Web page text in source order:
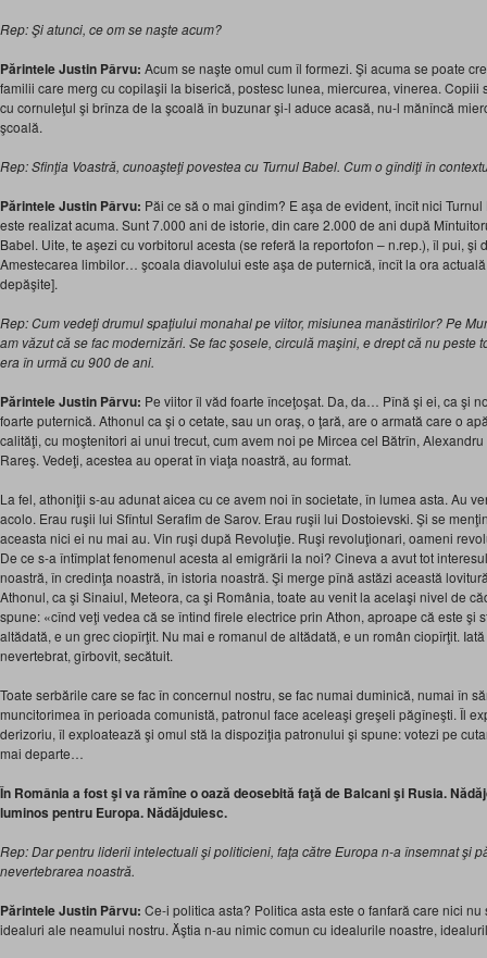
Rep: Şi atunci, ce om se naşte acum?
Părintele Justin Pârvu: Acum se naşte omul cum îl formezi. Şi acuma se poate
familii care merg cu copilaşii la biserică, postesc lunea, miercurea, vinerea. Copiii
cu cornuleţul şi brînza de la şcoală în buzunar şi-l aduce acasă, nu-l mănîncă
şcoală.
Rep: Sfinţia Voastră, cunoaşteţi povestea cu Turnul Babel. Cum o gîndiţi în
Părintele Justin Pârvu: Păi ce să o mai gîndim? E aşa de evident, încît nici
este realizat acuma. Sunt 7.000 ani de istorie, din care 2.000 de ani după
Babel. Uite, te aşezi cu vorbitorul acesta (se referă la reportofon – n.rep.), îl pui, şi
Amestecarea limbilor… şcoala diavolului este aşa de puternică, încît la ora
depăşite].
Rep: Cum vedeţi drumul spaţiului monahal pe viitor, misiunea manăstirilor? Pe
am văzut că se fac modernizări. Se fac şosele, circulă maşini, e drept că nu peste
era în urmă cu 900 de ani.
Părintele Justin Pârvu: Pe viitor îl văd foarte înceţoşat. Da, da… Pînă şi ei, ca şi
foarte puternică. Athonul ca şi o cetate, sau un oraş, o ţară, are o armată care o
calităţi, cu moştenitori ai unui trecut, cum avem noi pe Mircea cel Bătrîn,
Rareş. Vedeţi, acestea au operat în viaţa noastră, au format.
La fel, athoniţii s-au adunat aicea cu ce avem noi în societate, în lumea asta. Au
acolo. Erau ruşii lui Sfîntul Serafim de Sarov. Erau ruşii lui Dostoievski. Şi se
aceasta nici ei nu mai au. Vin ruşi după Revoluţie. Ruşi revoluţionari, oameni
De ce s-a întîmplat fenomenul acesta al emigrării la noi? Cineva a avut tot
noastră, în credinţa noastră, în istoria noastră. Şi merge pînă astăzi această
Athonul, ca şi Sinaiul, Meteora, ca şi România, toate au venit la acelaşi nivel de
spune: «cînd veţi vedea că se întind firele electrice prin Athon, aproape că este şi
altădată, e un grec ciopîrţit. Nu mai e romanul de altădată, e un român ciopîrţit.
nevertebrat, gîrbovit, secătuit.
Toate serbările care se fac în concernul nostru, se fac numai duminică, numai în
muncitorimea în perioada comunistă, patronul face aceleaşi greşeli păgîneşti. Îl
derizoriu, îl exploatează şi omul stă la dispoziţia patronului şi spune: votezi pe
mai departe…
În România a fost şi va rămîne o oază deosebită faţă de Balcani şi Rusia.
luminos pentru Europa. Nădăjduiesc.
Rep: Dar pentru liderii intelectuali şi politicieni, faţa către Europa n-a însemnat şi
nevertebrarea noastră.
Părintele Justin Pârvu: Ce-i politica asta? Politica asta este o fanfară care nici
idealuri ale neamului nostru. Ăştia n-au nimic comun cu idealurile noastre,